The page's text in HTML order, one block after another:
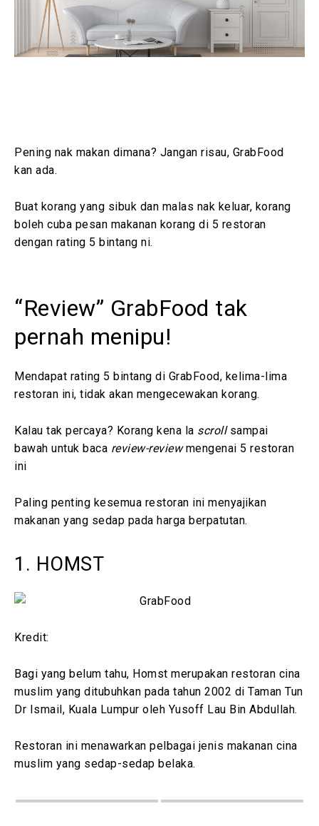
Pening nak makan dimana? Jangan risau, GrabFood
kan ada.
Buat korang yang sibuk dan malas nak keluar, korang
boleh cuba pesan makanan korang di 5 restoran
dengan rating 5 bintang ni.
“Review” GrabFood tak
pernah menipu!
Mendapat rating 5 bintang di GrabFood, kelima-lima
restoran ini, tidak akan mengecewakan korang.
Kalau tak percaya? Korang kena la scrollsampai
bawah untuk baca review-reviewmengenai 5 restoran
ini
Paling penting kesemua restoran ini menyajikan
makanan yang sedap pada harga berpatutan.
1. HOMST
Kredit:
Bagi yang belum tahu, Homst merupakan restoran cina
muslim yang ditubuhkan pada tahun 2002 di Taman Tun
Dr Ismail, Kuala Lumpur oleh Yusoff Lau Bin Abdullah.
Restoran ini menawarkan pelbagai jenis makanan cina
muslim yang sedap-sedap belaka.